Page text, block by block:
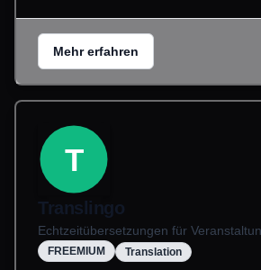
Mehr erfahren
T
Translingo
Echtzeitübersetzungen für
FREEMIUM Translation